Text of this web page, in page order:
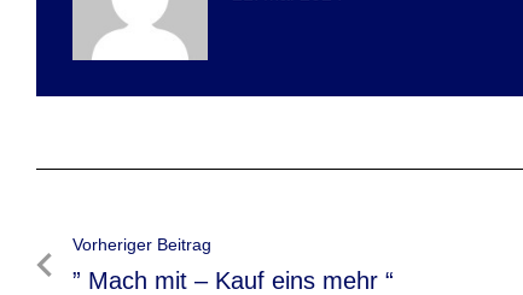
Beitragsnavigation
Vorheriger Beitrag
Vorheriger
” Mach mit – Kauf eins mehr “